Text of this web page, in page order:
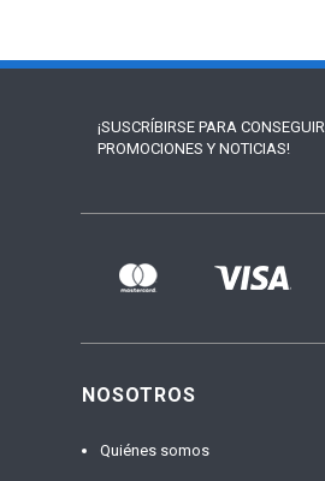
¡SUSCRÍBIRSE PARA CONSEGUIR
PROMOCIONES Y NOTICIAS!
NOSOTROS
Quiénes somos